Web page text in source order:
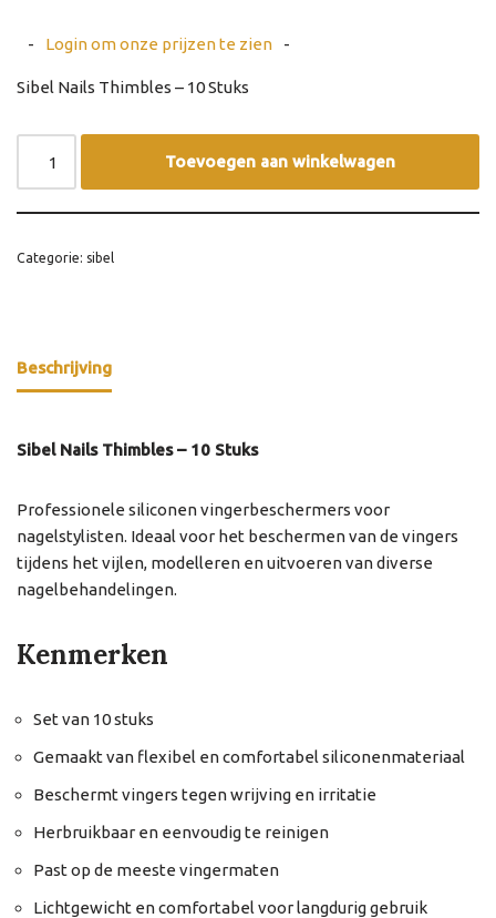
- Login om onze prijzen te zien -
Sibel Nails Thimbles – 10 Stuks
Toevoegen aan winkelwagen
Categorie: sibel
Beschrijving
Sibel Nails Thimbles – 10 Stuks
Professionele siliconen vingerbeschermers voor
nagelstylisten. Ideaal voor het beschermen van de vingers
tijdens het vijlen, modelleren en uitvoeren van diverse
nagelbehandelingen.
Kenmerken
Set van 10 stuks
Gemaakt van flexibel en comfortabel siliconenmateriaal
Beschermt vingers tegen wrijving en irritatie
Herbruikbaar en eenvoudig te reinigen
Past op de meeste vingermaten
Lichtgewicht en comfortabel voor langdurig gebruik